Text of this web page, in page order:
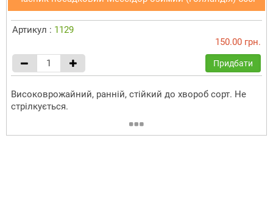
Артикул : 1129
150.00 грн.
Придбати
Високоврожайний, ранній, стійкий до хвороб сорт. Не
стрілкується.